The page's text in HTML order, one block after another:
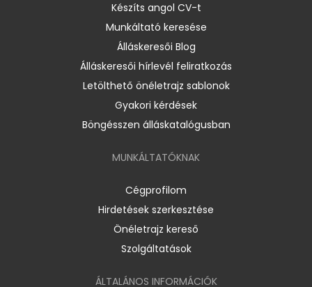
Készíts angol CV-t
Munkáltató keresése
Álláskeresői Blog
Álláskeresői hírlevél feliratkozás
Letölthető önéletrajz sablonok
Gyakori kérdések
Böngésszen álláskatalógusban
MUNKÁLTATÓKNAK
Cégprofilom
Hirdetések szerkesztése
Önéletrajz kereső
Szolgáltatások
ÁLTALÁNOS INFORMÁCIÓK